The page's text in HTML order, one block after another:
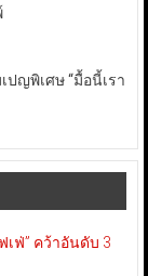
ปญพิเศษ “มื้อนี้เรา
ฟ่” คว้าอันดับ 3